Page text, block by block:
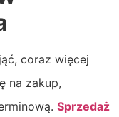
coraz więcej
na zakup,
Sprzedaż